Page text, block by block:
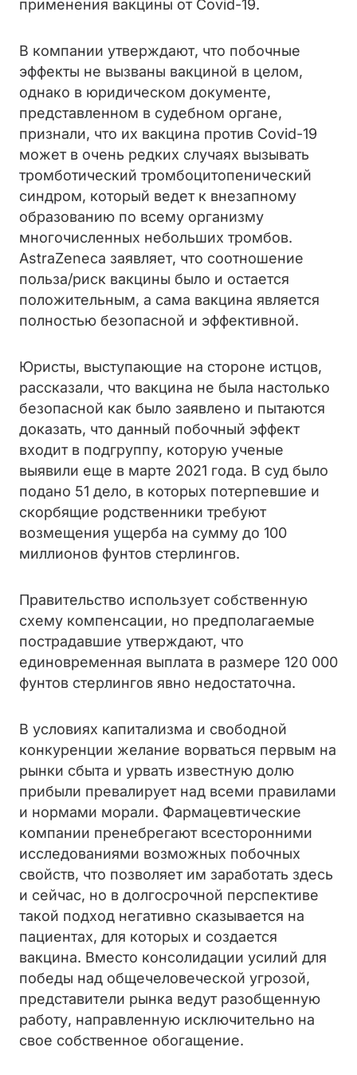
применения вакцины от Covid-19.
В компании утверждают, что побочные
эффекты не вызваны вакциной в целом,
однако в юридическом документе,
представленном в судебном органе,
признали, что их вакцина против Covid-19
может в очень редких случаях вызывать
тромботический тромбоцитопенический
синдром, который ведет к внезапному
образованию по всему организму
многочисленных небольших тромбов.
AstraZeneca заявляет, что соотношение
польза/риск вакцины было и остается
положительным, а сама вакцина является
полностью безопасной и эффективной.
Юристы, выступающие на стороне истцов,
рассказали, что вакцина не была настолько
безопасной как было заявлено и пытаются
доказать, что данный побочный эффект
входит в подгруппу, которую ученые
выявили еще в марте 2021 года. В суд было
подано 51 дело, в которых потерпевшие и
скорбящие родственники требуют
возмещения ущерба на сумму до 100
миллионов фунтов стерлингов.
Правительство использует собственную
схему компенсации, но предполагаемые
пострадавшие утверждают, что
единовременная выплата в размере 120 000
фунтов стерлингов явно недостаточна.
В условиях капитализма и свободной
конкуренции желание ворваться первым на
рынки сбыта и урвать известную долю
прибыли превалирует над всеми правилами
и нормами морали. Фармацевтические
компании пренебрегают всесторонними
исследованиями возможных побочных
свойств, что позволяет им заработать здесь
и сейчас, но в долгосрочной перспективе
такой подход негативно сказывается на
пациентах, для которых и создается
вакцина. Вместо консолидации усилий для
победы над общечеловеческой угрозой,
представители рынка ведут разобщенную
работу, направленную исключительно на
свое собственное обогащение.